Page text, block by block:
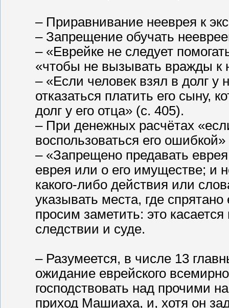
– Приравнивание нееврея к
– Запрещение обучать
– «Еврейке не следует
«чтобы не вызывать вражды к
– «Если человек взял в долг у
отказаться платить его сыну,
долг у его отца» (с. 405).
– При денежных расчётах
воспользоваться его
– «Запрещено предавать
еврея или о его имуществе; и
какого-либо действия или
указывать места, где
просим заметить: это
следствии и суде.
– Разумеется, в числе 13
ожидание еврейского
господствовать над прочими
приход Машиаха, и, хотя он